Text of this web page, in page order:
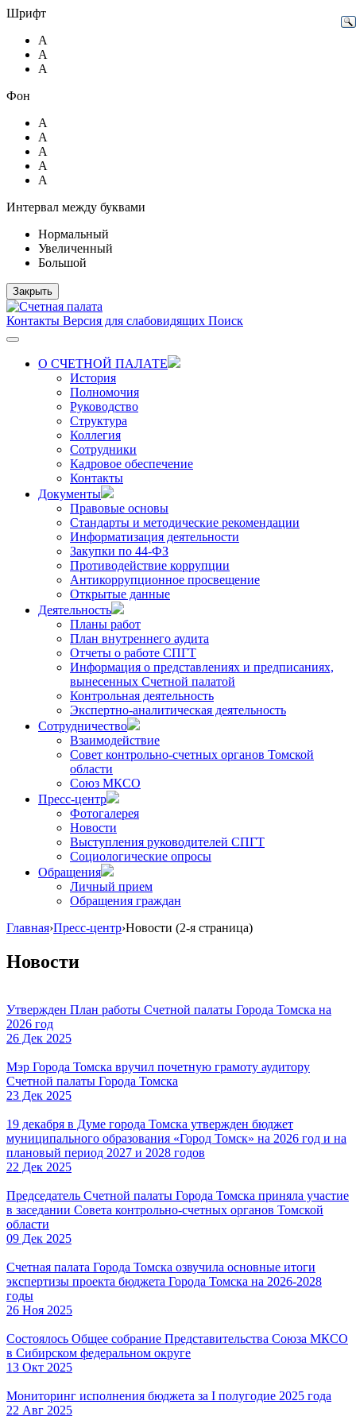
Шрифт
А
А
А
Фон
А
А
А
А
А
Интервал между буквами
Нормальный
Увеличенный
Большой
Закрыть
Контакты Версия для слабовидящих Поиск
О СЧЕТНОЙ ПАЛАТЕ
История
Полномочия
Руководство
Структура
Коллегия
Сотрудники
Кадровое обеспечение
Контакты
Документы
Правовые основы
Стандарты и методические рекомендации
Информатизация деятельности
Закупки по 44-ФЗ
Противодействие коррупции
Антикоррупционное просвещение
Открытые данные
Деятельность
Планы работ
План внутреннего аудита
Отчеты о работе СПГТ
Информация о представлениях и предписаниях,
вынесенных Счетной палатой
Контрольная деятельность
Экспертно-аналитическая деятельность
Сотрудничество
Взаимодействие
Совет контрольно-счетных органов Томской
области
Союз МКСО
Пресс-центр
Фотогалерея
Новости
Выступления руководителей СПГТ
Социологические опросы
Обращения
Личный прием
Обращения граждан
Главная›Пресс-центр›Новости (2-я страница)
Новости
Утвержден План работы Счетной палаты Города Томска на
2026 год
26 Дек 2025
Мэр Города Томска вручил почетную грамоту аудитору
Счетной палаты Города Томска
23 Дек 2025
19 декабря в Думе города Томска утвержден бюджет
муниципального образования «Город Томск» на 2026 год и на
плановый период 2027 и 2028 годов
22 Дек 2025
Председатель Счетной палаты Города Томска приняла участие
в заседании Совета контрольно-счетных органов Томской
области
09 Дек 2025
Счетная палата Города Томска озвучила основные итоги
экспертизы проекта бюджета Города Томска на 2026-2028
годы
26 Ноя 2025
Состоялось Общее собрание Представительства Союза МКСО
в Сибирском федеральном округе
13 Окт 2025
Мониторинг исполнения бюджета за I полугодие 2025 года
22 Авг 2025